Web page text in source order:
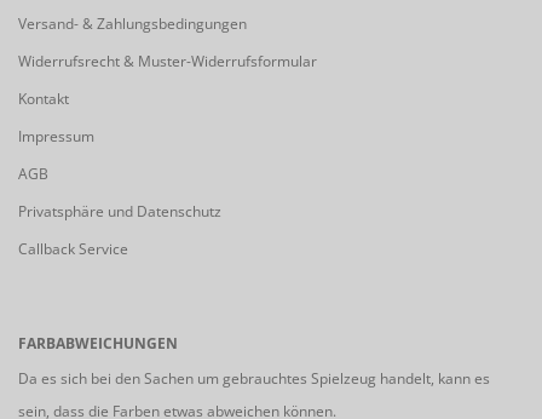
Versand- & Zahlungsbedingungen
Widerrufsrecht & Muster-Widerrufsformular
Kontakt
Impressum
AGB
Privatsphäre und Datenschutz
Callback Service
FARBABWEICHUNGEN
Da es sich bei den Sachen um gebrauchtes Spielzeug handelt, kann es
sein, dass die Farben etwas abweichen können.